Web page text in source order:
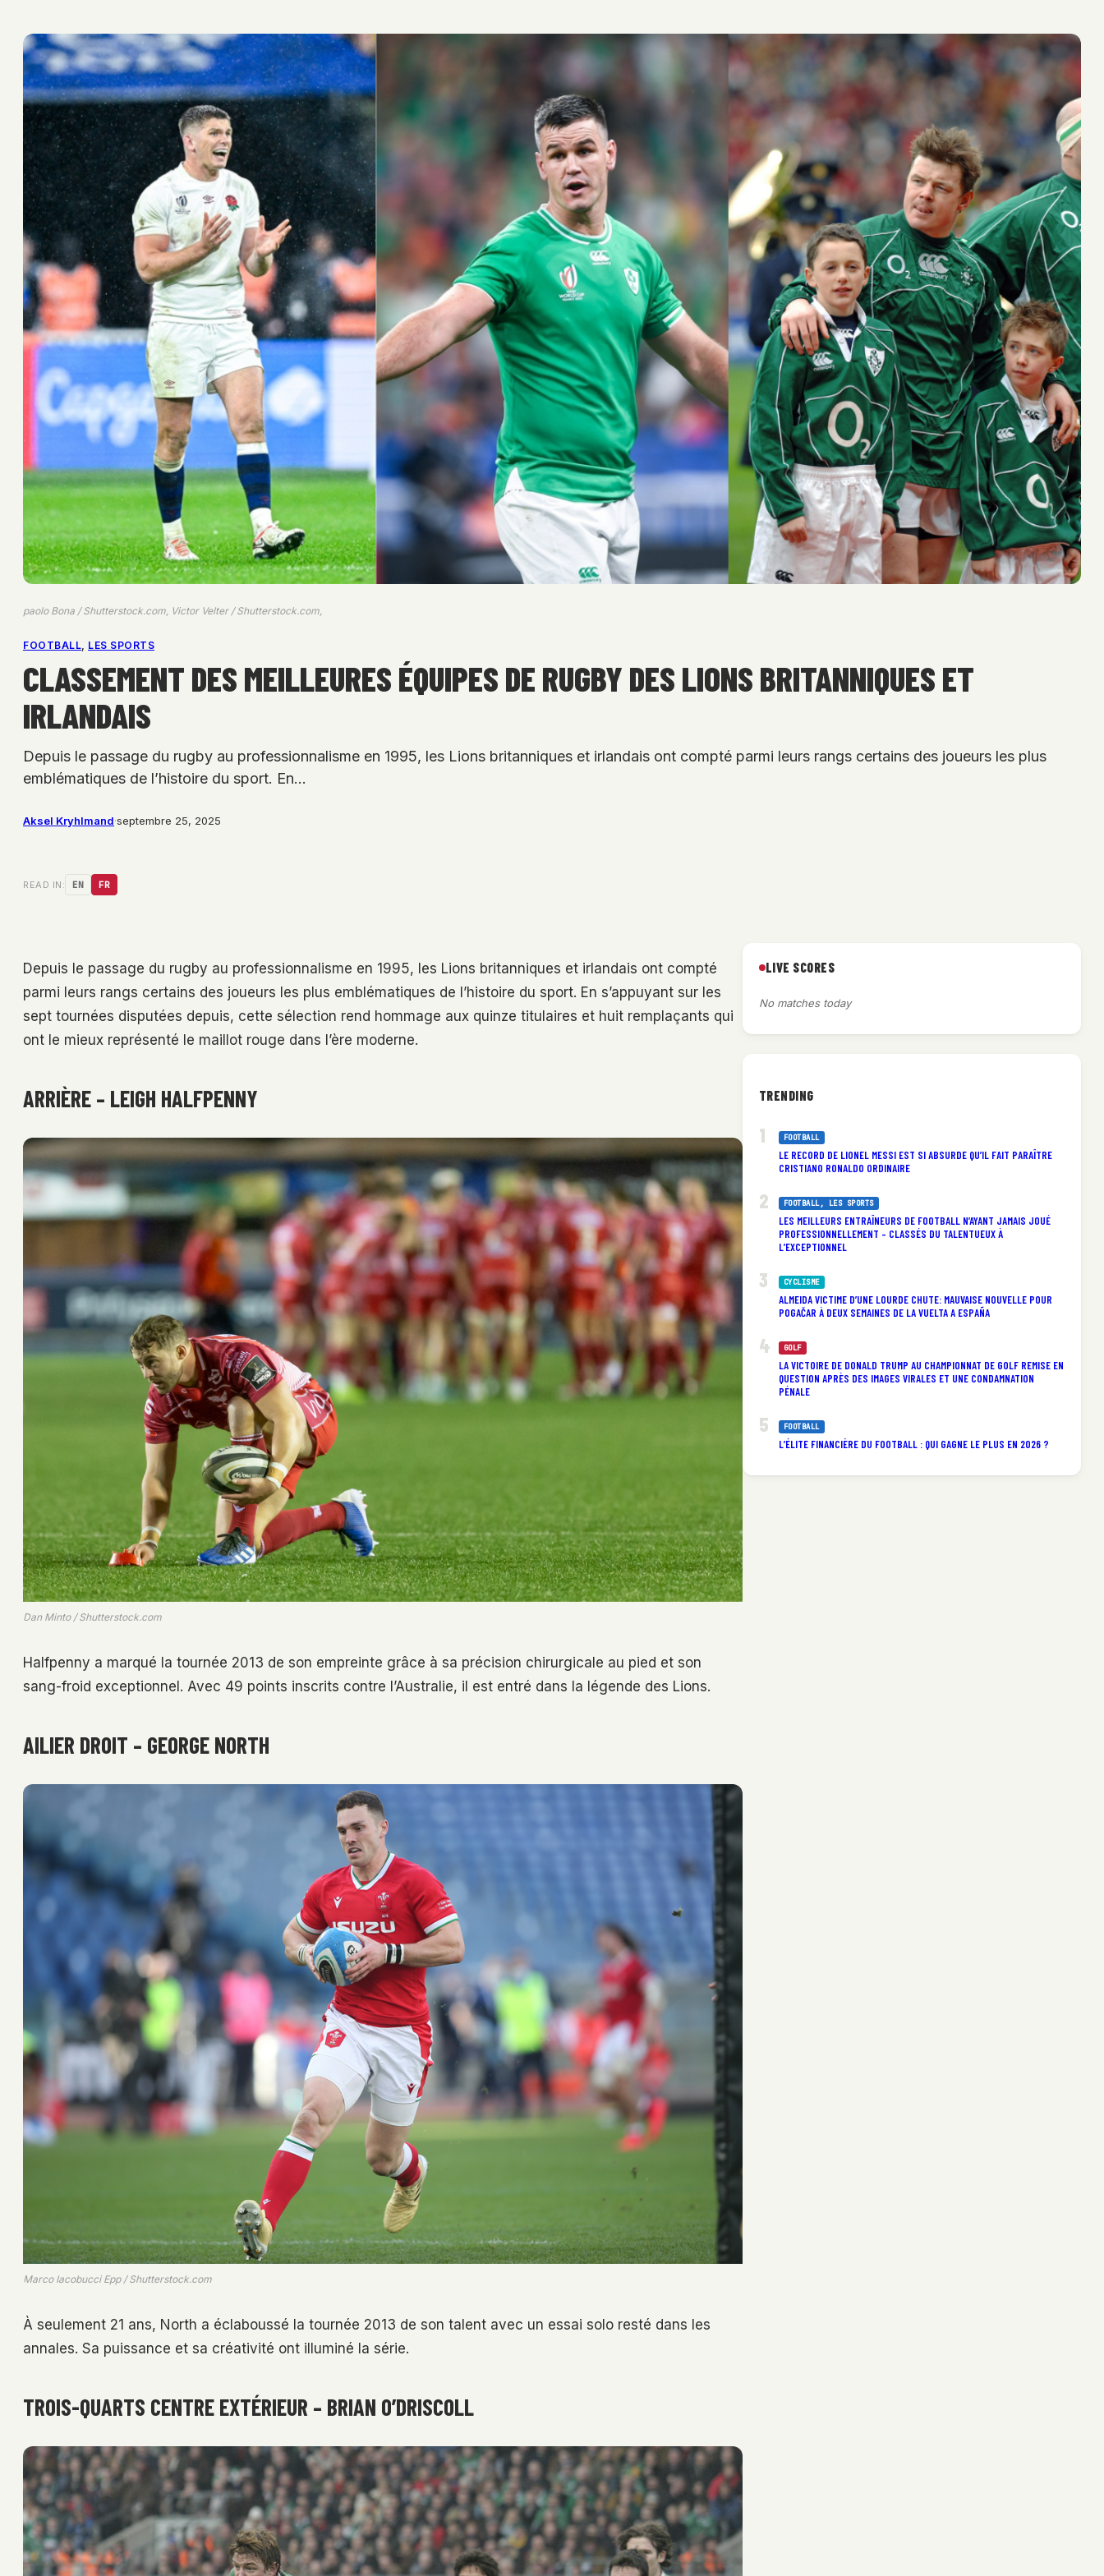
paolo Bona / Shutterstock.com, Victor Velter / Shutterstock.com,
FOOTBALL, LES SPORTS
CLASSEMENT DES MEILLEURES ÉQUIPES DE RUGBY DES LIONS BRITANNIQUES ET
IRLANDAIS
Depuis le passage du rugby au professionnalisme en 1995, les Lions britanniques et irlandais ont compté parmi leurs rangs certains des joueurs les plus
emblématiques de l’histoire du sport. En…
Aksel Kryhlmand·septembre 25, 2025
READ IN: EN FR
Depuis le passage du rugby au professionnalisme en 1995, les Lions britanniques et irlandais ont compté
parmi leurs rangs certains des joueurs les plus emblématiques de l’histoire du sport. En s’appuyant sur les
sept tournées disputées depuis, cette sélection rend hommage aux quinze titulaires et huit remplaçants qui
ont le mieux représenté le maillot rouge dans l’ère moderne.
ARRIÈRE – LEIGH HALFPENNY
Dan Minto / Shutterstock.com
Halfpenny a marqué la tournée 2013 de son empreinte grâce à sa précision chirurgicale au pied et son
sang-froid exceptionnel. Avec 49 points inscrits contre l’Australie, il est entré dans la légende des Lions.
AILIER DROIT – GEORGE NORTH
Marco Iacobucci Epp / Shutterstock.com
À seulement 21 ans, North a éclaboussé la tournée 2013 de son talent avec un essai solo resté dans les
annales. Sa puissance et sa créativité ont illuminé la série.
TROIS-QUARTS CENTRE EXTÉRIEUR – BRIAN O’DRISCOLL
LIVE SCORES
No matches today
TRENDING
FOOTBALL
LE RECORD DE LIONEL MESSI EST SI ABSURDE QU’IL FAIT PARAÎTRE
CRISTIANO RONALDO ORDINAIRE
FOOTBALL, LES SPORTS
LES MEILLEURS ENTRAÎNEURS DE FOOTBALL N’AYANT JAMAIS JOUÉ
PROFESSIONNELLEMENT – CLASSÉS DU TALENTUEUX À
L’EXCEPTIONNEL
CYCLISME
ALMEIDA VICTIME D’UNE LOURDE CHUTE: MAUVAISE NOUVELLE POUR
POGAČAR À DEUX SEMAINES DE LA VUELTA A ESPAÑA
GOLF
LA VICTOIRE DE DONALD TRUMP AU CHAMPIONNAT DE GOLF REMISE EN
QUESTION APRÈS DES IMAGES VIRALES ET UNE CONDAMNATION
PÉNALE
FOOTBALL
L’ÉLITE FINANCIÈRE DU FOOTBALL : QUI GAGNE LE PLUS EN 2026 ?